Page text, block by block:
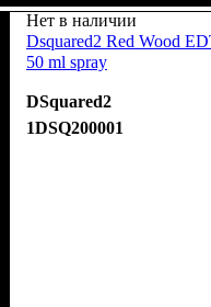
Нет в наличии
Dsquared2 Red Wood
50 ml spray
DSquared2
1DSQ200001